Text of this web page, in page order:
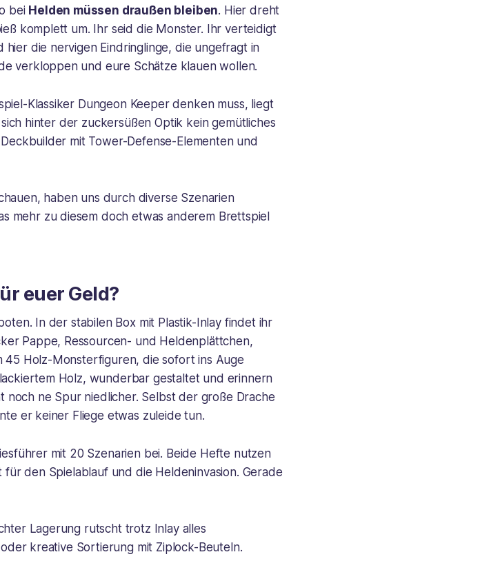
bei Helden müssen draußen bleiben. Hier dreht
komplett um. Ihr seid die Monster. Ihr verteidigt
die nervigen Eindringlinge, die ungefragt in
verkloppen und eure Schätze klauen wollen.
Klassiker Dungeon Keeper denken muss, liegt
hinter der zuckersüßen Optik kein gemütliches
mit Tower-Defense-Elementen und
haben uns durch diverse Szenarien
mehr zu diesem doch etwas anderem Brettspiel
euer Geld?
In der stabilen Box mit Plastik-Inlay findet ihr
Pappe, Ressourcen- und Heldenplättchen,
45 Holz-Monsterfiguren, die sofort ins Auge
Holz, wunderbar gestaltet und erinnern
noch ne Spur niedlicher. Selbst der große Drache
er keiner Fliege etwas zuleide tun.
mit 20 Szenarien bei. Beide Hefte nutzen
den Spielablauf und die Heldeninvasion. Gerade
Lagerung rutscht trotz Inlay alles
kreative Sortierung mit Ziplock-Beuteln.